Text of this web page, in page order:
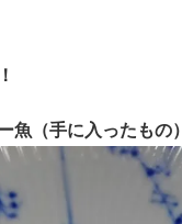
魚（手に入ったもの）